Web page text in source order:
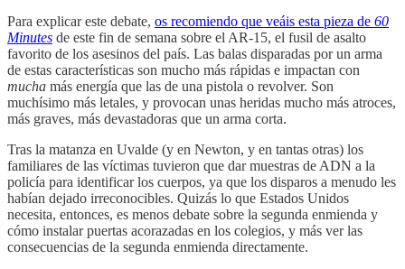
Para explicar este debate, os recomiendo que veáis esta pieza de 60
Minutes de este fin de semana sobre el AR-15, el fusil de asalto
favorito de los asesinos del país. Las balas disparadas por un arma
de estas características son mucho más rápidas e impactan con
mucha más energía que las de una pistola o revolver. Son
muchísimo más letales, y provocan unas heridas mucho más atroces,
más graves, más devastadoras que un arma corta.
Tras la matanza en Uvalde (y en Newton, y en tantas otras) los
familiares de las víctimas tuvieron que dar muestras de ADN a la
policía para identificar los cuerpos, ya que los disparos a menudo les
habían dejado irreconocibles. Quizás lo que Estados Unidos
necesita, entonces, es menos debate sobre la segunda enmienda y
cómo instalar puertas acorazadas en los colegios, y más ver las
consecuencias de la segunda enmienda directamente.